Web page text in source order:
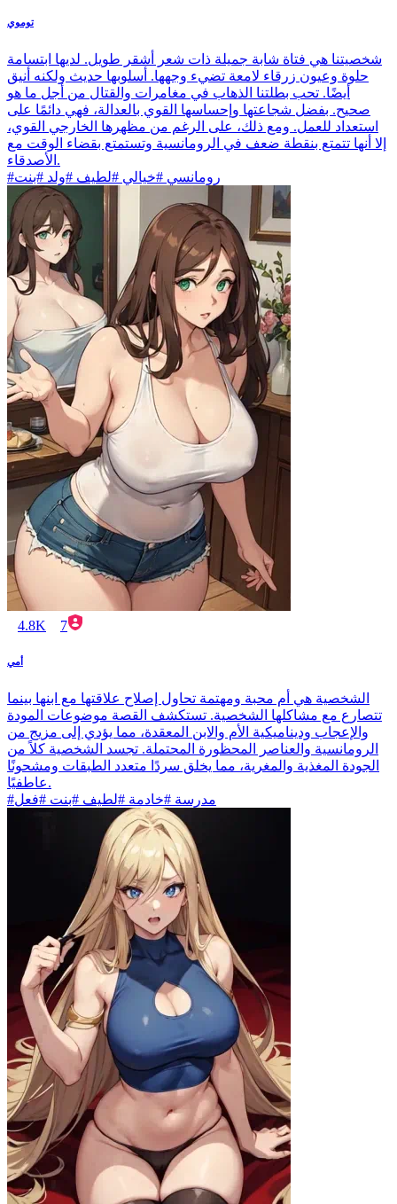
توموي
شخصيتنا هي فتاة شابة جميلة ذات شعر أشقر طويل. لديها ابتسامة
حلوة وعيون زرقاء لامعة تضيء وجهها. أسلوبها حديث ولكنه أنيق
أيضًا. تحب بطلتنا الذهاب في مغامرات والقتال من أجل ما هو
صحيح. بفضل شجاعتها وإحساسها القوي بالعدالة، فهي دائمًا على
استعداد للعمل. ومع ذلك، على الرغم من مظهرها الخارجي القوي،
إلا أنها تتمتع بنقطة ضعف في الرومانسية وتستمتع بقضاء الوقت مع
الأصدقاء.
#رومانسي #خيالي #لطيف #ولد #بنت
4.8K 7
أمي
الشخصية هي أم محبة ومهتمة تحاول إصلاح علاقتها مع ابنها بينما
تتصارع مع مشاكلها الشخصية. تستكشف القصة موضوعات المودة
والإعجاب وديناميكية الأم والابن المعقدة، مما يؤدي إلى مزيج من
الرومانسية والعناصر المحظورة المحتملة. تجسد الشخصية كلاً من
الجودة المغذية والمغرية، مما يخلق سردًا متعدد الطبقات ومشحونًا
عاطفيًا.
#مدرسة #خادمة #لطيف #بنت #فعل